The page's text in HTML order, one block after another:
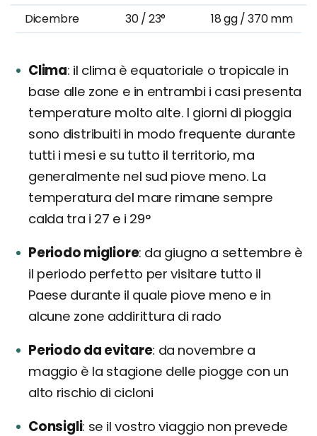
Dicembre
30 / 23° 18 gg / 370 mm
Clima il clima è equatoriale o tropicale in
base alle zone e in entrambi i casi presenta
temperature molto alte. I giorni di pioggia
sono distribuiti in modo frequente durante
tutti i mesi e su tutto il territorio, ma
generalmente nel sud piove meno. La
temperatura del mare rimane sempre
calda tra i 27 e i 29°
Periodo migliore da giugno a settembre è
il periodo perfetto per visitare tutto il
Paese durante il quale piove meno e in
alcune zone addirittura di rado
Periodo da evitare da novembre a
maggio è la stagione delle piogge con un
alto rischio di cicloni
Consigli se il vostro viaggio non prevede